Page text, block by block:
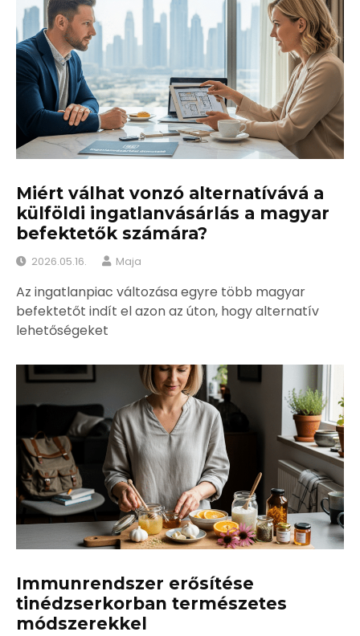
Miért válhat vonzó alternatívává a
külföldi ingatlanvásárlás a magyar
befektetők számára?
2026.05.16. Maja
Az ingatlanpiac változása egyre több magyar
befektetőt indít el azon az úton, hogy alternatív
lehetőségeket
Immunrendszer erősítése
tinédzserkorban természetes
módszerekkel